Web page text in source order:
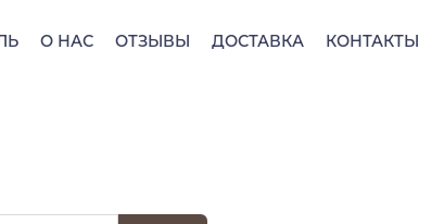
О НАС ОТЗЫВЫ ДОСТАВКА КОНТАКТЫ